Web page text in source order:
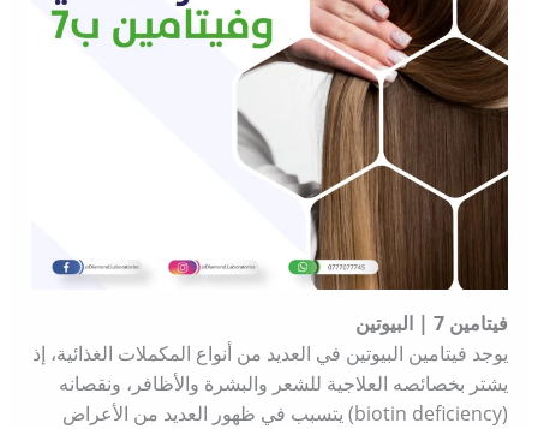
فيتامين 7 | البيوتين
يوجد فيتامين البيوتين في العديد من أنواع المكملات الغذائية، إذ
يشتر بخصائصه العلاجية للشعر والبشرة والأظافر، ونقصانه
(biotin deficiency) يتسبب في ظهور العديد من الأعراض